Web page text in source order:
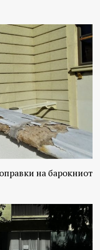
на барокниот